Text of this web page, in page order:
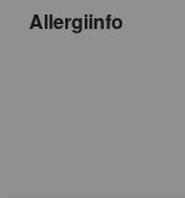
Allergiinfo